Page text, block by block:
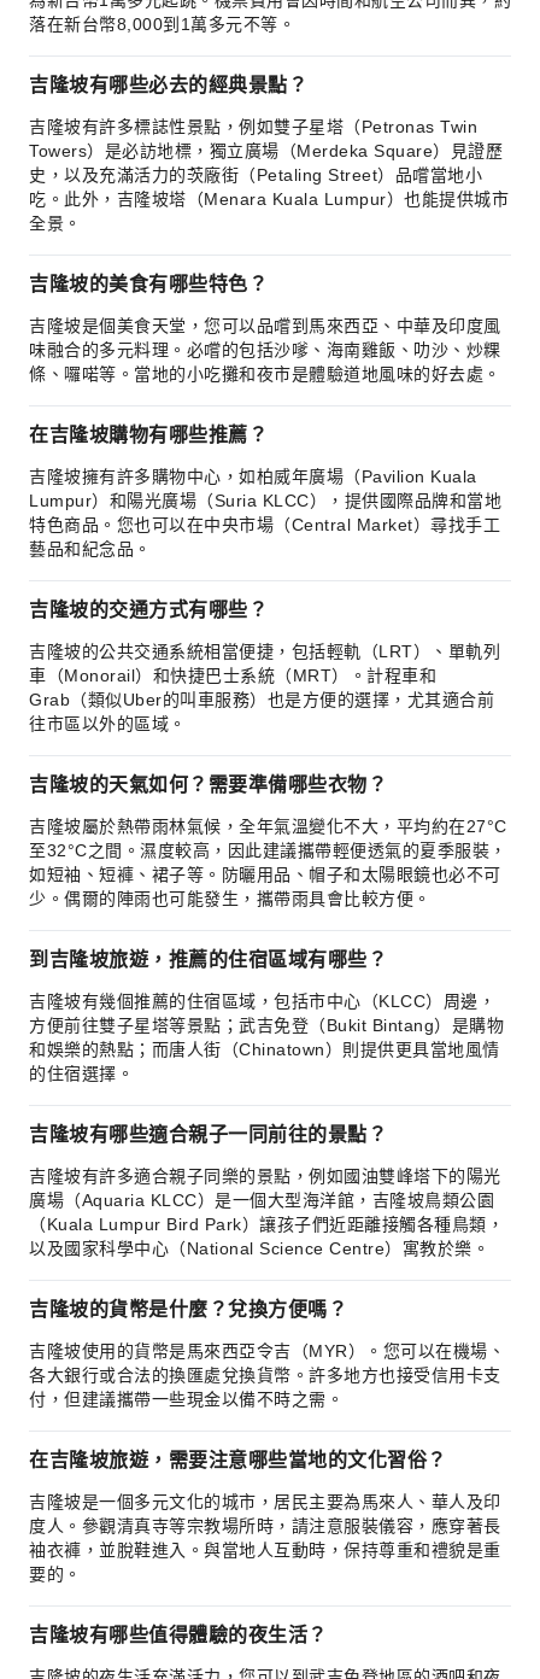
落在新台幣8,000到1萬多元不等。
吉隆坡有哪些必去的經典景點？
吉隆坡有許多標誌性景點，例如雙子星塔（Petronas Twin
Towers）是必訪地標，獨立廣場（Merdeka Square）見證歷
史，以及充滿活力的茨廠街（Petaling Street）品嚐當地小
吃。此外，吉隆坡塔（Menara Kuala Lumpur）也能提供城市
全景。
吉隆坡的美食有哪些特色？
吉隆坡是個美食天堂，您可以品嚐到馬來西亞、中華及印度風
味融合的多元料理。必嚐的包括沙嗲、海南雞飯、叻沙、炒粿
條、囉喏等。當地的小吃攤和夜市是體驗道地風味的好去處。
在吉隆坡購物有哪些推薦？
吉隆坡擁有許多購物中心，如柏威年廣場（Pavilion Kuala
Lumpur）和陽光廣場（Suria KLCC），提供國際品牌和當地
特色商品。您也可以在中央市場（Central Market）尋找手工
藝品和紀念品。
吉隆坡的交通方式有哪些？
吉隆坡的公共交通系統相當便捷，包括輕軌（LRT）、單軌列
車（Monorail）和快捷巴士系統（MRT）。計程車和
Grab（類似Uber的叫車服務）也是方便的選擇，尤其適合前
往市區以外的區域。
吉隆坡的天氣如何？需要準備哪些衣物？
吉隆坡屬於熱帶雨林氣候，全年氣溫變化不大，平均約在27°C
至32°C之間。濕度較高，因此建議攜帶輕便透氣的夏季服裝，
如短袖、短褲、裙子等。防曬用品、帽子和太陽眼鏡也必不可
少。偶爾的陣雨也可能發生，攜帶雨具會比較方便。
到吉隆坡旅遊，推薦的住宿區域有哪些？
吉隆坡有幾個推薦的住宿區域，包括市中心（KLCC）周邊，
方便前往雙子星塔等景點；武吉免登（Bukit Bintang）是購物
和娛樂的熱點；而唐人街（Chinatown）則提供更具當地風情
的住宿選擇。
吉隆坡有哪些適合親子一同前往的景點？
吉隆坡有許多適合親子同樂的景點，例如國油雙峰塔下的陽光
廣場（Aquaria KLCC）是一個大型海洋館，吉隆坡鳥類公園
（Kuala Lumpur Bird Park）讓孩子們近距離接觸各種鳥類，
以及國家科學中心（National Science Centre）寓教於樂。
吉隆坡的貨幣是什麼？兌換方便嗎？
吉隆坡使用的貨幣是馬來西亞令吉（MYR）。您可以在機場、
各大銀行或合法的換匯處兌換貨幣。許多地方也接受信用卡支
付，但建議攜帶一些現金以備不時之需。
在吉隆坡旅遊，需要注意哪些當地的文化習俗？
吉隆坡是一個多元文化的城市，居民主要為馬來人、華人及印
度人。參觀清真寺等宗教場所時，請注意服裝儀容，應穿著長
袖衣褲，並脫鞋進入。與當地人互動時，保持尊重和禮貌是重
要的。
吉隆坡有哪些值得體驗的夜生活？